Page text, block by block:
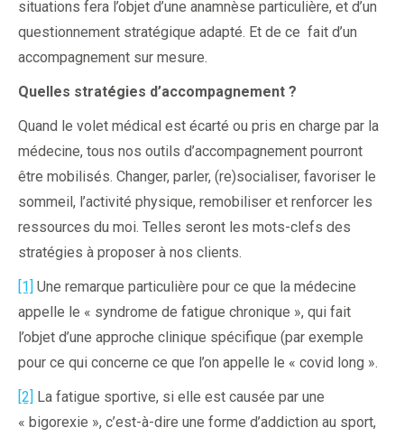
situations fera l’objet d’une anamnèse particulière, et d’un
questionnement stratégique adapté. Et de ce fait d’un
accompagnement sur mesure.
Quelles stratégies d’accompagnement ?
Quand le volet médical est écarté ou pris en charge par la
médecine, tous nos outils d’accompagnement pourront
être mobilisés. Changer, parler, (re)socialiser, favoriser le
sommeil, l’activité physique, remobiliser et renforcer les
ressources du moi. Telles seront les mots-clefs des
stratégies à proposer à nos clients.
[1] Une remarque particulière pour ce que la médecine
appelle le « syndrome de fatigue chronique », qui fait
l’objet d’une approche clinique spécifique (par exemple
pour ce qui concerne ce que l’on appelle le « covid long ».
[2] La fatigue sportive, si elle est causée par une
« bigorexie », c’est-à-dire une forme d’addiction au sport,